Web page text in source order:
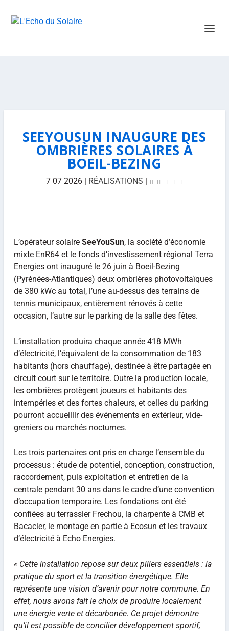
SEEYOUSUN INAUGURE DES
OMBRIÈRES SOLAIRES À
BOEIL-BEZING
7 07 2026| RÉALISATIONS |
L’opérateur solaire SeeYouSun, la société d’économie
mixte EnR64 et le fonds d’investissement régional Terra
Energies ont inauguré le 26 juin à Boeil-Bezing
(Pyrénées-Atlantiques) deux ombrières photovoltaïques
de 380 kWc au total, l’une au-dessus des terrains de
tennis municipaux, entièrement rénovés à cette
occasion, l’autre sur le parking de la salle des fêtes.
L’installation produira chaque année 418 MWh
d’électricité, l’équivalent de la consommation de 183
habitants (hors chauffage), destinée à être partagée en
circuit court sur le territoire. Outre la production locale,
les ombrières protègent joueurs et habitants des
intempéries et des fortes chaleurs, et celles du parking
pourront accueillir des événements en extérieur, vide-
greniers ou marchés nocturnes.
Les trois partenaires ont pris en charge l’ensemble du
processus : étude de potentiel, conception, construction,
raccordement, puis exploitation et entretien de la
centrale pendant 30 ans dans le cadre d’une convention
d’occupation temporaire. Les fondations ont été
confiées au terrassier Frechou, la charpente à CMB et
Bacacier, le montage en partie à Ecosun et les travaux
d’électricité à Echo Energies.
« Cette installation repose sur deux piliers essentiels : la
pratique du sport et la transition énergétique. Elle
représente une vision d’avenir pour notre commune. En
effet, nous avons fait le choix de produire localement
une énergie verte et décarbonée. Ce projet démontre
qu’il est possible de concilier développement sportif,